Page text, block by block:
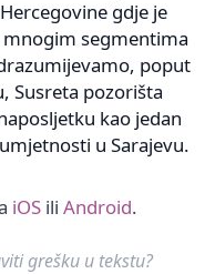
gdje je
segmentima
poput
Susreta pozorišta
kao jedan
u Sarajevu.
iOS ili Android.
grešku u tekstu?